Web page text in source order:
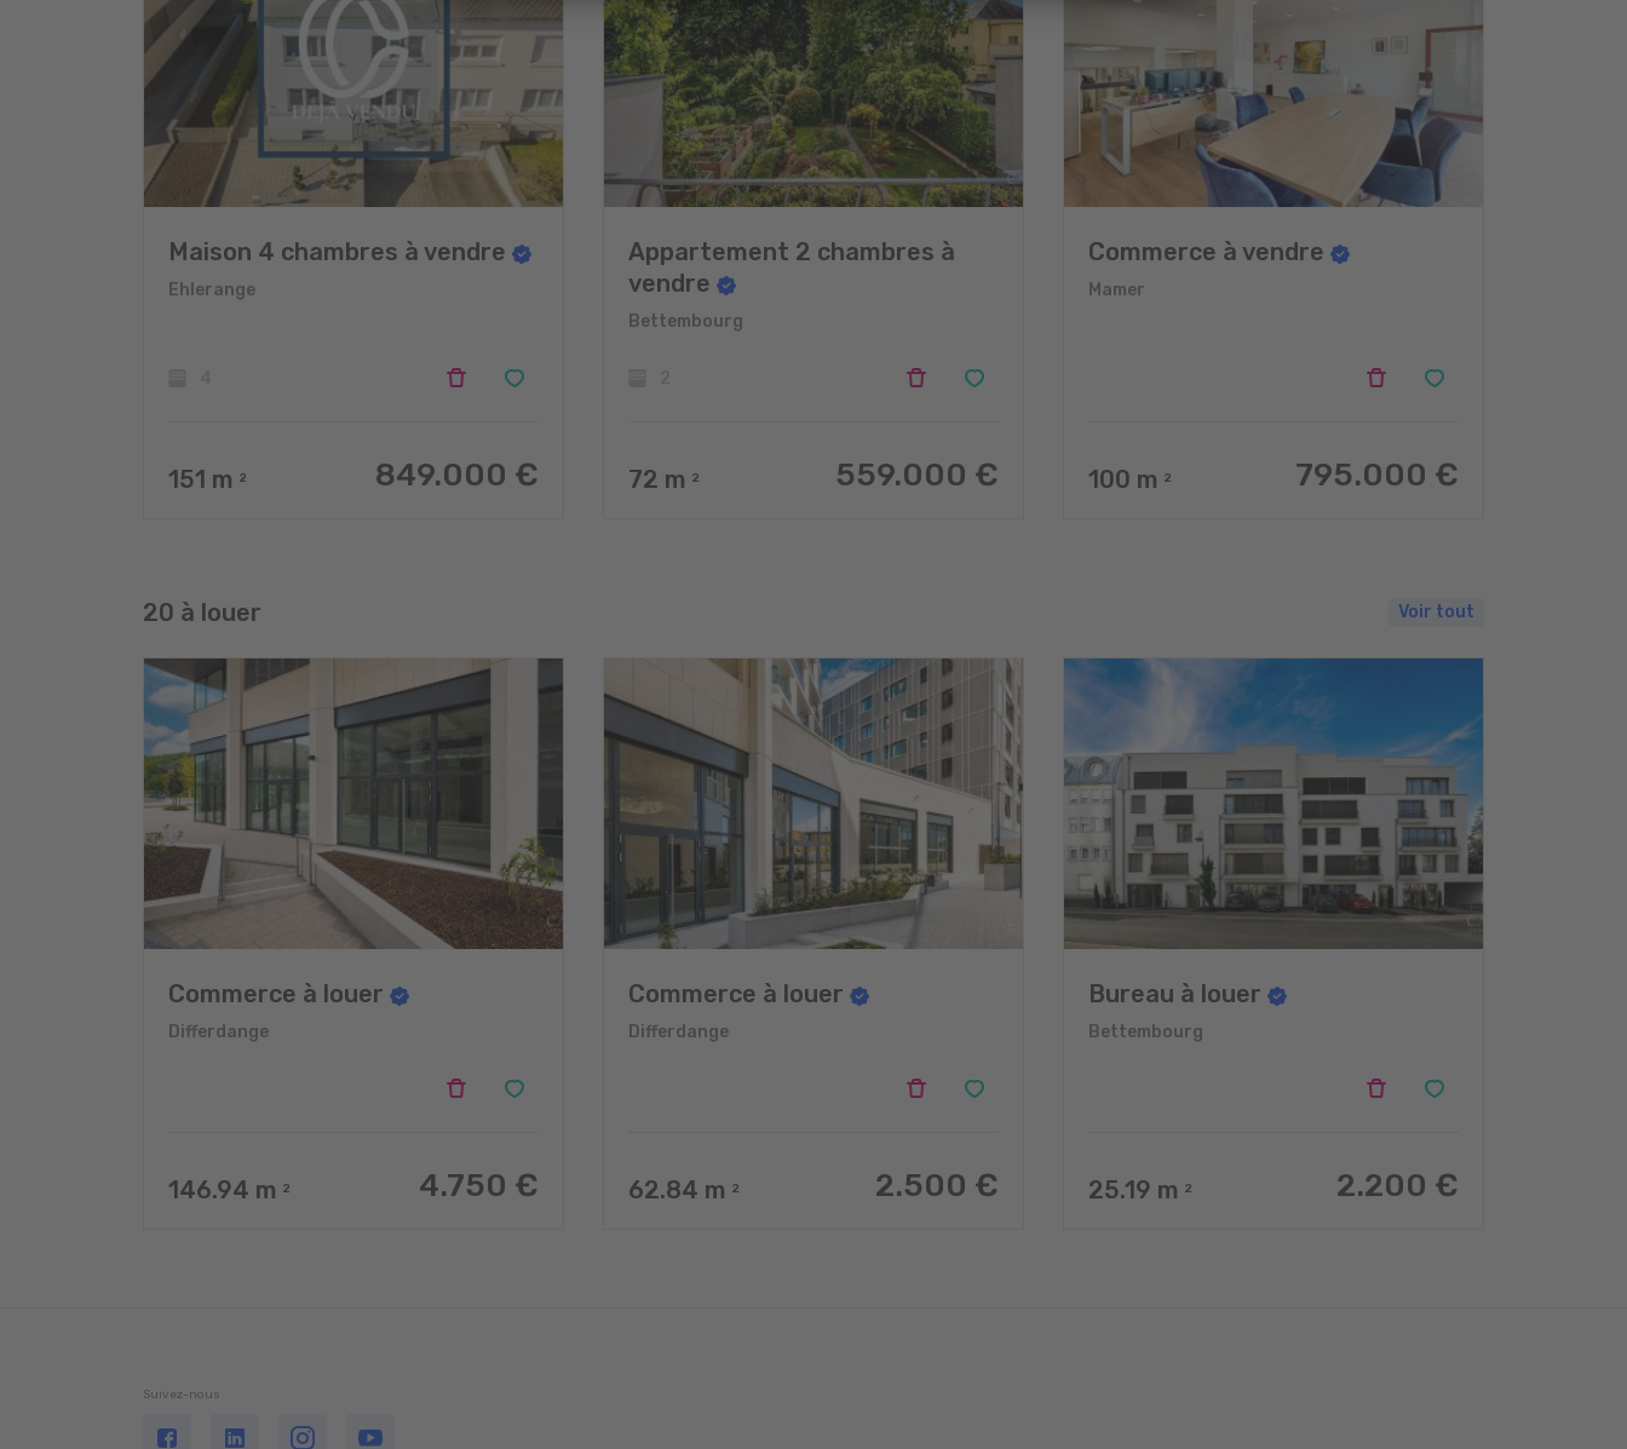
Maison 4 chambres à vendre
Ehlerange
151 m 2 849.000 €
Appartement 2 chambres à
vendre
Bettembourg
72 m 2 559.000 €
Commerce à vendre
Mamer
100 m 2 795.000 €
20 à louer Voir tout
Commerce à louer
Differdange
146.94 m 2 4.750 €
Commerce à louer
Differdange
62.84 m 2 2.500 €
Bureau à louer
Bettembourg
25.19 m 2 2.200 €
Suivez-nous